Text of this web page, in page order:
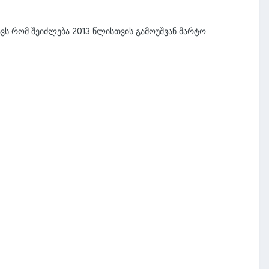
რომ შეიძლება 2013 წლისთვის გამოუშვან მარტო